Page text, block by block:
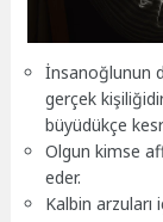
İnsanoğlunun
gerçek
büyüdükçe
Olgun kimse
eder.
Kalbin arzuları